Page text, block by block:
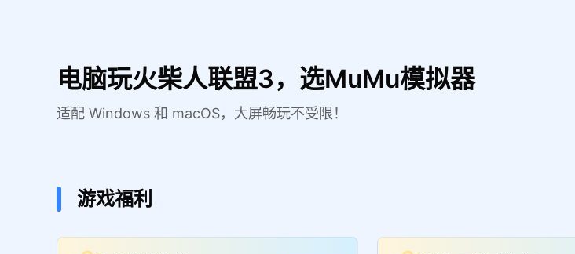
电脑玩火柴人联盟3，选MuMu模拟器
适配 Windows 和 macOS，大屏畅玩不受限！
游戏福利